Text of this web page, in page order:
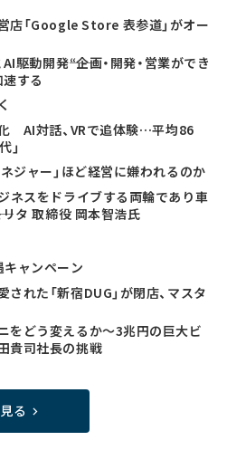
店「Google Store 表参道」がオー
動開発――“企画・開発・営業ができ
する
AI対話、VRで追体験…平均86
」
ジャー」ほど経営に嫌われるのか
ネスをドライブする両輪であり車
リタ 取締役 岡本智浩氏
キャンペーン
れた「新宿DUG」が閉店、マスタ
をどう変えるか～3兆円の巨大ビ
貴司社長の挑戦
る